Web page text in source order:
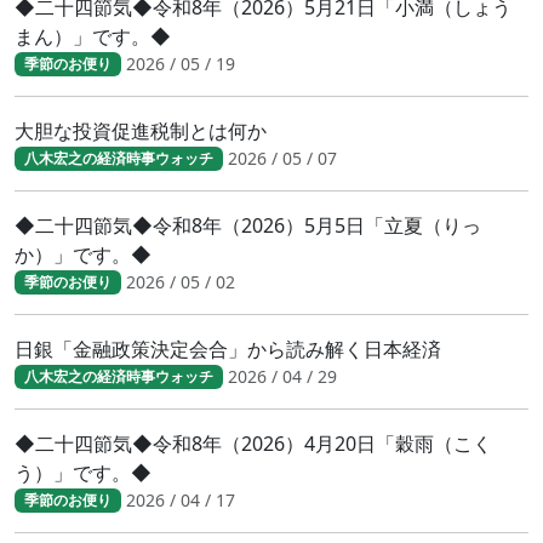
◆二十四節気◆令和8年（2026）5月21日「小満（しょう
まん）」です。◆
季節のお便り 2026 / 05 / 19
大胆な投資促進税制とは何か
八木宏之の経済時事ウォッチ 2026 / 05 / 07
◆二十四節気◆令和8年（2026）5月5日「立夏（りっ
か）」です。◆
季節のお便り 2026 / 05 / 02
日銀「金融政策決定会合」から読み解く日本経済
八木宏之の経済時事ウォッチ 2026 / 04 / 29
◆二十四節気◆令和8年（2026）4月20日「穀雨（こく
う）」です。◆
季節のお便り 2026 / 04 / 17